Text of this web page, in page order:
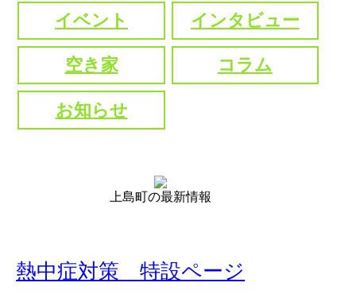
イベント インタビュー
空き家 コラム
お知らせ
上島町の最新情報
熱中症対策 特設ページ